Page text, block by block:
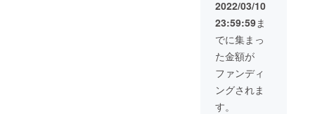
オリジ
ナル
フォト
ブック
です
す
ルアド
レスを
記載頂
きメー
ルにて
日程等
詳しい
Island
のチー
ムロゴ
が入っ
たもの
となっ
ていま
す ［オ
リジナ
［オリ
ジナル
ステッ
カー］
縦
70mm×
横幅
70mm
様によ
る講演
会にご
招待し
ます
（メー
ルアド
レスを
望者の
み) ⑦文
化教育
交流会
代表の
池頭様
による
講演会
ジナル
ステッ
カー ⑤
景品全
て(ボー
ルペ
ン、マ
グカッ
2022/03/10
23:59:59ま
でに集まっ
た金額が
ファンディ
ングされま
す。